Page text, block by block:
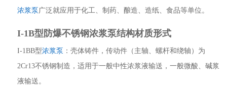
浓浆泵 广泛就应用于化工、制药、酿造、造纸、食品等单位。
I-1B型防爆不锈钢浓浆泵结构材质形式
I-1BB型浓浆泵 ：壳体铸件，传动件（主轴、螺杆和绕轴）为
2Cr13不锈钢制造，适用于一般中性浓浆液输送，一般微酸、碱浆
液输送。